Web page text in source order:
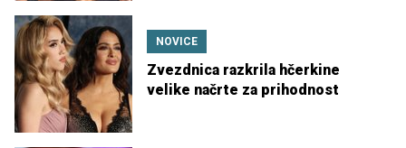
NOVICE
Zvezdnica razkrila hčerkine
velike načrte za prihodnost